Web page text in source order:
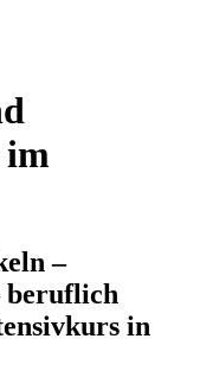
im
–
beruflich
in